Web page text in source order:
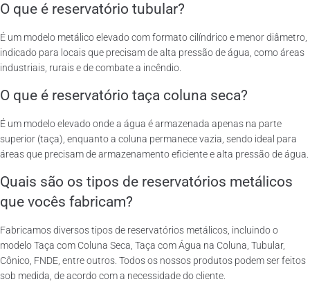
O que é reservatório tubular?
É um modelo metálico elevado com formato cilíndrico e menor diâmetro,
indicado para locais que precisam de alta pressão de água, como áreas
industriais, rurais e de combate a incêndio.
O que é reservatório taça coluna seca?
É um modelo elevado onde a água é armazenada apenas na parte
superior (taça), enquanto a coluna permanece vazia, sendo ideal para
áreas que precisam de armazenamento eficiente e alta pressão de água.
Quais são os tipos de reservatórios metálicos
que vocês fabricam?
Fabricamos diversos tipos de reservatórios metálicos, incluindo o
modelo Taça com Coluna Seca, Taça com Água na Coluna, Tubular,
Cônico, FNDE, entre outros. Todos os nossos produtos podem ser feitos
sob medida, de acordo com a necessidade do cliente.